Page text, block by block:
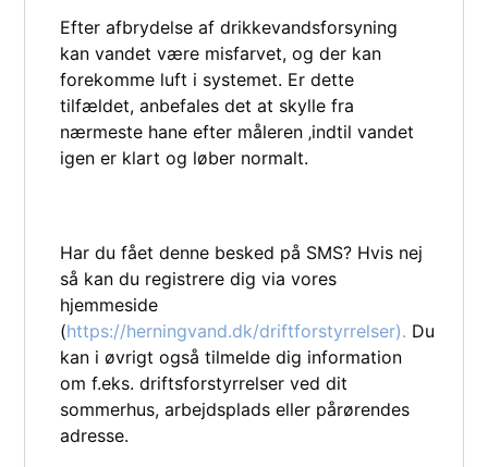
Efter afbrydelse af drikkevandsforsyning
kan vandet være misfarvet, og der kan
forekomme luft i systemet. Er dette
tilfældet, anbefales det at skylle fra
nærmeste hane efter måleren ‚indtil vandet
igen er klart og løber normalt.
Har du fået denne besked på SMS? Hvis nej
så kan du registrere dig via vores
hjemmeside
(https://herningvand.dk/driftforstyrrelser). Du
kan i øvrigt også tilmelde dig information
om f.eks. driftsforstyrrelser ved dit
sommerhus, arbejdsplads eller pårørendes
adresse.